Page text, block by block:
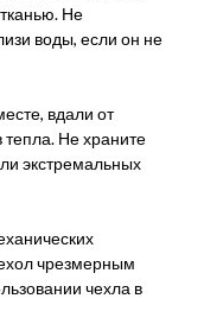
Не
воды, если он не
вдали от
Не храните
экстремальных
чрезмерным
чехла в